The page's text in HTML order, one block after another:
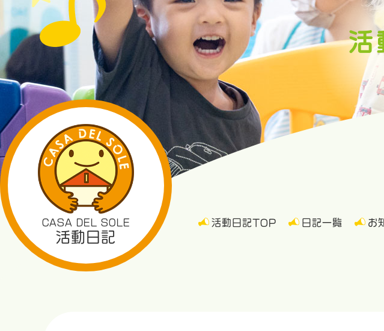
活
CASA DEL SOLE
活動日記
活動日記TOP 日記一覧 お